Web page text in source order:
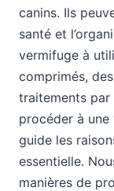
canins. Ils
santé et
vermifuge à
comprimés,
traitements par
procéder à
guide les
essentielle.
manières de